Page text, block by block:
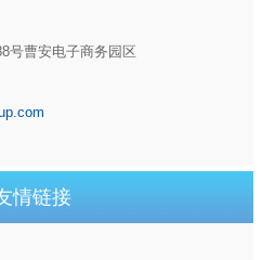
号曹安电子商务园区
情链接